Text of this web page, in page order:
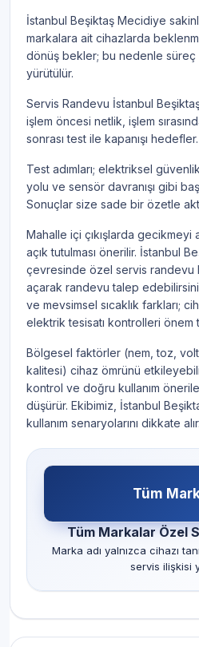
İstanbul Beşiktaş Mecidiye
markalara ait cihazlarda
dönüş bekler; bu nedenle süreç
yürütülür.
Servis Randevu İstanbul
işlem öncesi netlik, işlem
sonrası test ile kapanışı hedefler.
Test adımları; elektriksel
yolu ve sensör davranışı gibi
Sonuçlar size sade bir özetle
Mahalle içi çıkışlarda gecikmeyi
açık tutulması önerilir. İstanbul
çevresinde özel servis randevu
açarak randevu talep
ve mevsimsel sıcaklık farkları;
elektrik tesisatı kontrolleri önem
Bölgesel faktörler (nem, toz,
kalitesi) cihaz ömrünü
kontrol ve doğru kullanım
düşürür. Ekibimiz, İstanbul
kullanım senaryolarını dikkate alır.
Tüm
Tüm Markalar Özel
Marka adı yalnızca cihazı
servis ilişkisi